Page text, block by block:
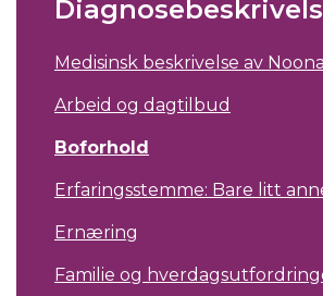
Medisinsk beskrivelse av
Arbeid og dagtilbud
Boforhold
Erfaringsstemme: Bare litt
Ernæring
Familie og